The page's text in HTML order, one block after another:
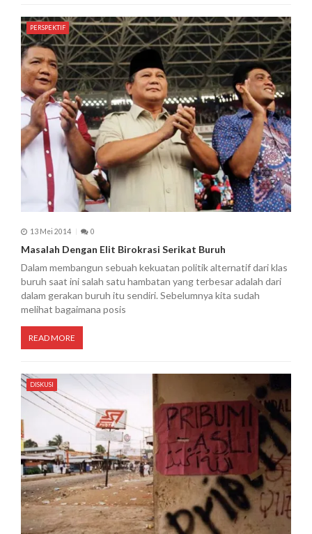
PERSPEKTIF
13 Mei 2014 0
Masalah Dengan Elit Birokrasi Serikat Buruh
Dalam membangun sebuah kekuatan politik alternatif dari klas
buruh saat ini salah satu hambatan yang terbesar adalah dari
dalam gerakan buruh itu sendiri. Sebelumnya kita sudah
melihat bagaimana posis
READ MORE
DISKUSI